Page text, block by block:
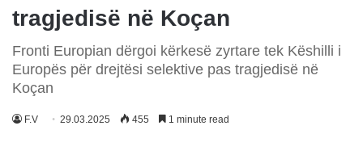
tragjedisë në Koçan
Fronti Europian dërgoi kërkesë zyrtare tek Këshilli i
Europës për drejtësi selektive pas tragjedisë në
Koçan
F.V 29.03.2025 455 1 minute read